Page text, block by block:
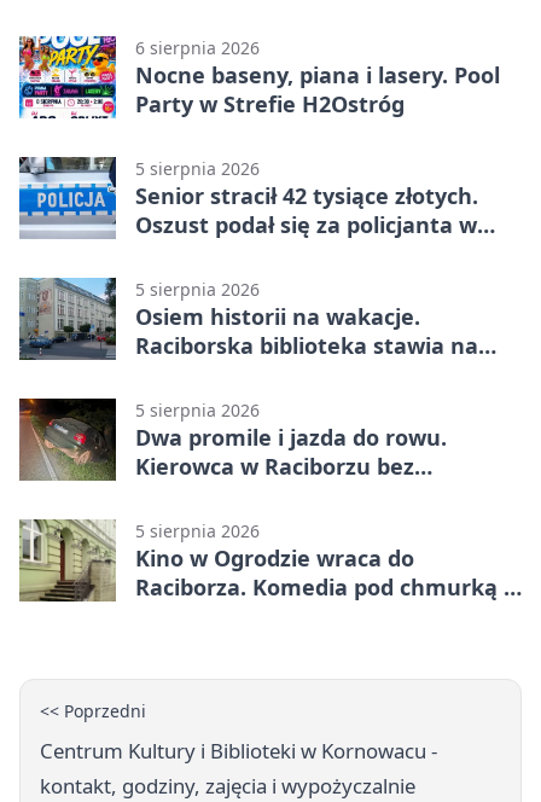
6 sierpnia 2026
Nocne baseny, piana i lasery. Pool
Party w Strefie H2Ostróg
5 sierpnia 2026
Senior stracił 42 tysiące złotych.
Oszust podał się za policjanta w
5 sierpnia 2026
Osiem historii na wakacje.
Raciborska biblioteka stawia na
5 sierpnia 2026
Dwa promile i jazda do rowu.
Kierowca w Raciborzu bez
5 sierpnia 2026
Kino w Ogrodzie wraca do
Raciborza. Komedia pod chmurką w
<< Poprzedni
Centrum Kultury i Biblioteki w Kornowacu -
kontakt, godziny, zajęcia i wypożyczalnie